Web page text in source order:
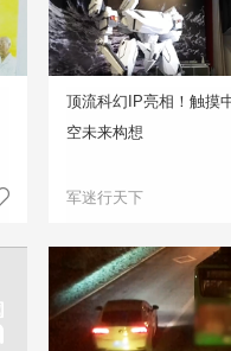
顶流科幻IP亮相！触摸
空未来构想
军迷行天下